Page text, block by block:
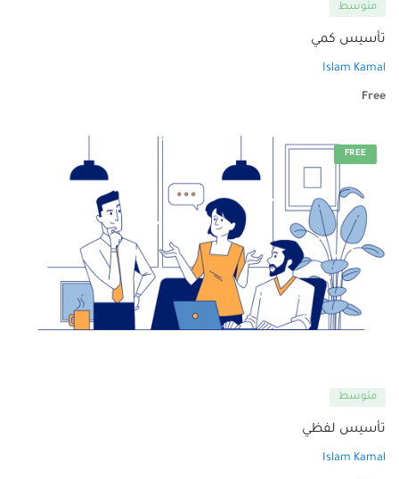
متوسط
تأسيس كمي
Islam Kamal
Free
FREE
متوسط
تأسيس لفظي
Islam Kamal